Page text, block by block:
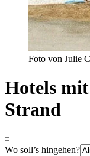
Foto von Julie
Hotels
Strand
Wo soll’s hingehen?